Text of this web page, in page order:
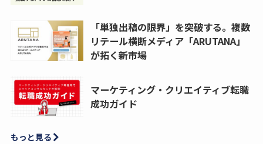
「単独出稿の限界」を突破する。複数
リテール横断メディア「ARUTANA」
が拓く新市場
マーケティング・クリエイティブ転職
成功ガイド
もっと見る